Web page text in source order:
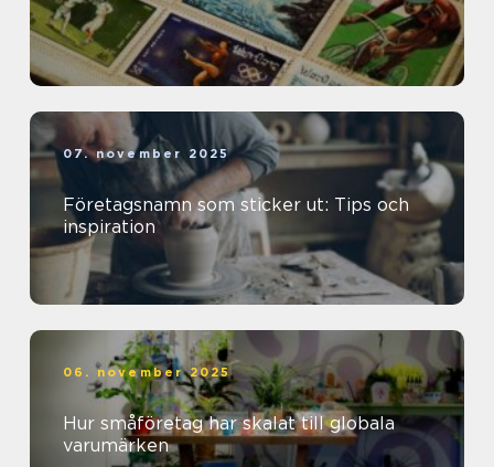
07. november 2025
Företagsnamn som sticker ut: Tips och
inspiration
06. november 2025
Hur småföretag har skalat till globala
varumärken